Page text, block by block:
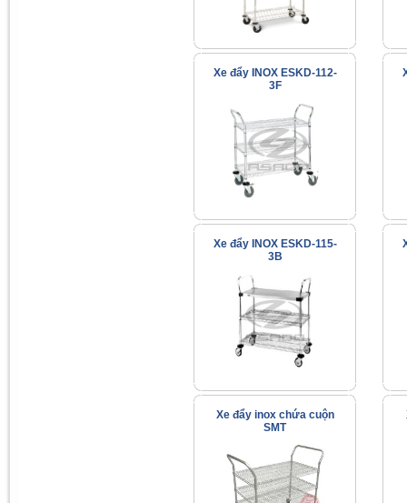
Xe đẩy INOX ESKD-112-
3F
Xe đẩy INOX ESKD-115-
3B
Xe đẩy inox chứa cuộn
SMT